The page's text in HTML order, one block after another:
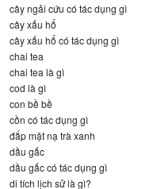
cây ngải cứu có tác dụng gì
cây xấu hổ
cây xấu hổ có tác dụng gì
chai tea
chai tea là gì
cod là gì
con bề bề
cồn có tác dụng gì
đắp mặt nạ trà xanh
dầu gấc
dầu gấc có tác dụng gì
di tích lịch sử là gì?